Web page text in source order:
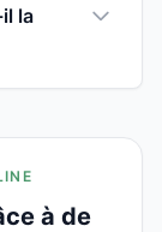
la
à de